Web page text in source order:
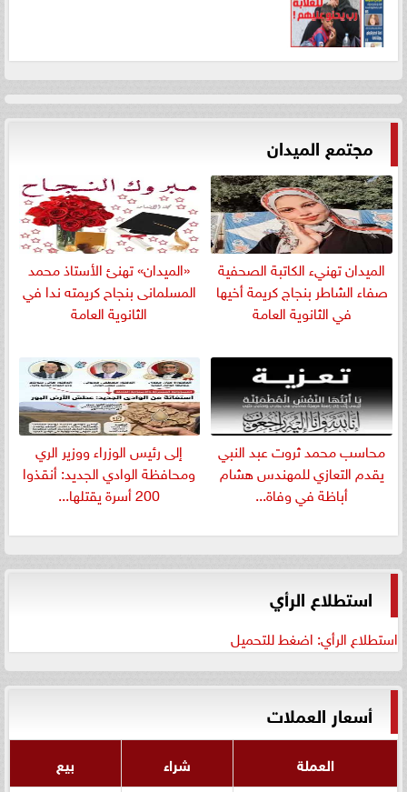
مجتمع الميدان
الميدان تهنيء الكاتبة الصحفية
صفاء الشاطر بنجاج كريمة أخيها
في الثانوية العامة
«الميدان» تهنئ الأستاذ محمد
المسلمانى بنجاح كريمته ندا في
الثانوية العامة
​محاسب محمد ثروت عبد النبي
يقدم التعازي للمهندس هشام
أباظة في وفاة...
إلى رئيس الوزراء ووزير الري
ومحافظة الوادي الجديد: أنقذوا
200 أسرة يقتلها...
استطلاع الرأي
استطلاع الرأي: اضغط للتحميل
أسعار العملات
العملة شراء بيع